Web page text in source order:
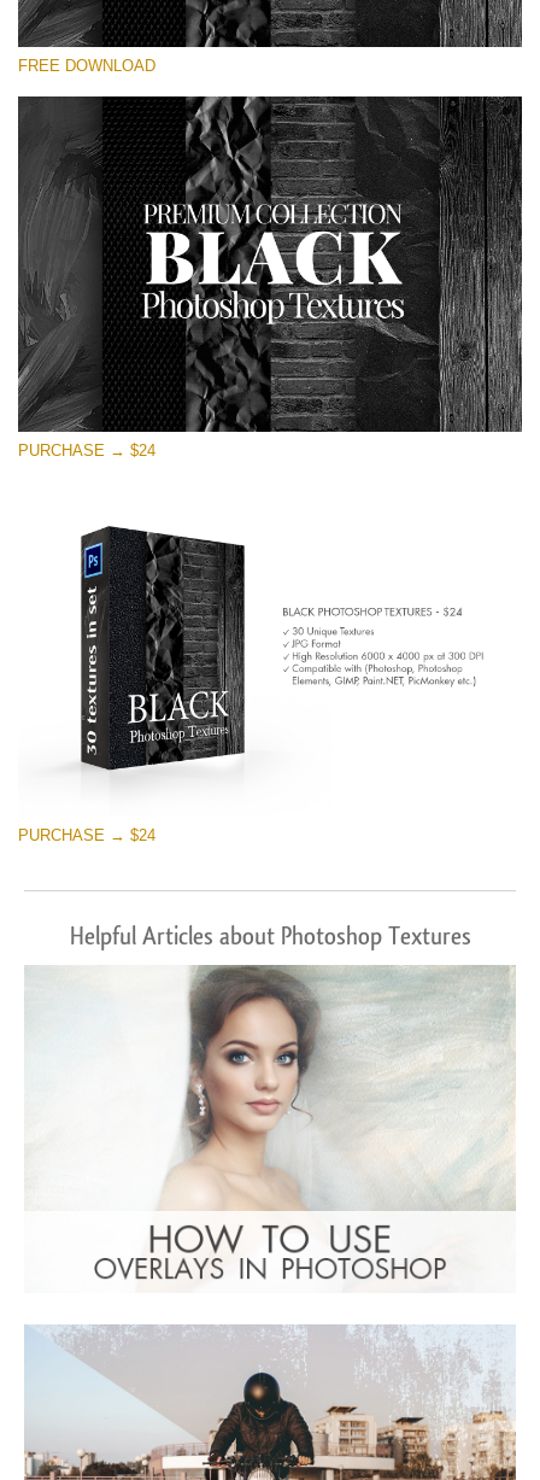
Please select
Small 800*533px
Black Textures
(30 Textures)
Large 6000*4000px
Entire Collection
(1783 Overlays)
Large 6000*4000px
Free download
FREE DOWNLOAD
PURCHASE → $24
PURCHASE → $24
Helpful Articles about Photoshop Textures